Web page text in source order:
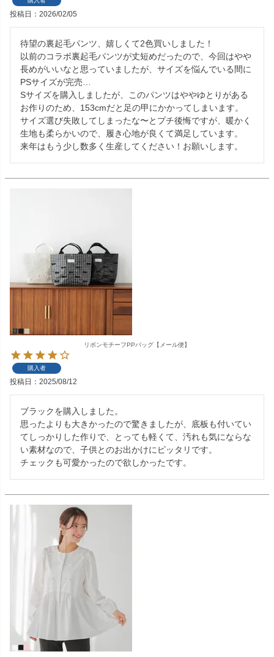
投稿日 2026/02/05
待望の裏起毛パンツ、嬉しくて2色買いしました！
以前のコラボ裏起毛パンツが丈短めだったので、今回はやや
長めがいいなと思っていましたが、サイズを悩んでいる間に
PSサイズが完売…
Sサイズを購入しましたが、このパンツはややゆとりがある
お作りのため、153cmだと足の甲にかかってしまいます。
サイズ選び失敗してしまったな〜とプチ後悔ですが、暖かく
生地も柔らかいので、履き心地が良くて満足しています。
来年はもう少し数多く生産してください！お願いします。
リボンモチーフPPバッグ【メール便】
購入者
投稿日 2025/08/12
ブラックを購入しました。
思ったよりも大きかったので驚きましたが、底板も付いてい
てしっかりした作りで、とっても軽くて、汚れも気にならな
い素材なので、子供とのお出かけにピッタリです。
チェックも可愛かったので欲しかったです。